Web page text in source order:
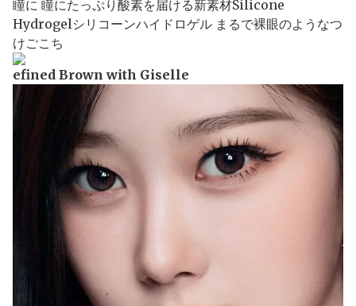
efined Brown with Giselle